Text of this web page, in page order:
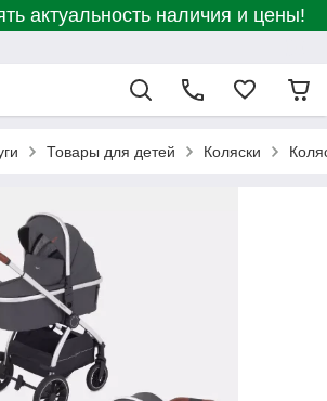
актуальность наличия и цены!
Товары для детей Коляски